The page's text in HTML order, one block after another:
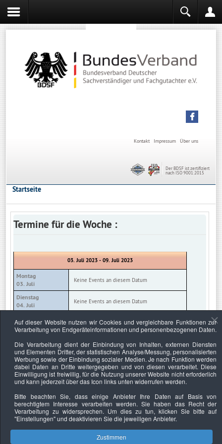
Über uns
Impressum
Kontakt
Der BDSF ist zertifiziert
nach ISO 9001:2015
Startseite
Termine für die Woche :
03. Juli 2023 - 09. Juli 2023
Montag
03. Juli
Keine Events an diesem Datum
Dienstag
04. Juli
Keine Events an diesem Datum
Mittwoch
05. Juli
Keine Events an diesem Datum
06. Juli
Keine Events an diesem Datum
Freitag
07. Juli
Keine Events an diesem Datum
Samstag
Sonntag
09. Juli
Keine Events an diesem Datum
Auf dieser Website nutzen wir Cookies und vergleichbare Funktionen zur
Verarbeitung von Endgeräteinformationen und personenbezogenen Daten.
Die Verarbeitung dient der Einbindung von Inhalten, externen Diensten
und Elementen Dritter, der statistischen Analyse/Messung, personalisierten
Werbung sowie der Einbindung sozialer Medien. Je nach Funktion werden
dabei Daten an Dritte weitergegeben und von diesen verarbeitet. Diese
Einwilligung ist freiwillig, für die Nutzung unserer Website nicht erforderlich
und kann jederzeit über das Icon links unten widerrufen werden.
Bitte beachten Sie, dass einige Anbieter Ihre Daten auf Basis von
berechtigtem Interesse verarbeiten werden. Sie haben das Recht der
Verarbeitung zu widersprechen. Um dies zu tun, klicken Sie bitte auf
"Einstellungen"und deaktivieren Sie die jeweiligen Anbieter.
Zustimmen